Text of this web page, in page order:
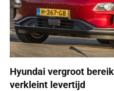
Hyundai vergroot
verkleint levertijd